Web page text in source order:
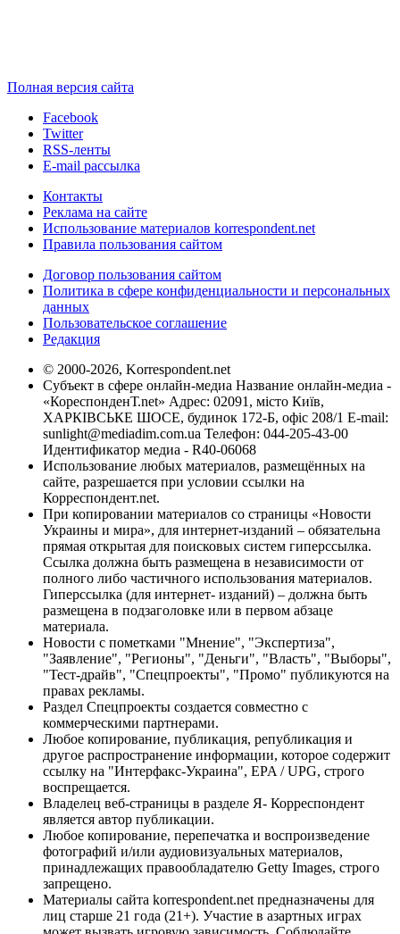
Полная версия сайта
Facebook
Twitter
RSS-ленты
E-mail рассылка
Контакты
Реклама на сайте
Использование материалов korrespondent.net
Правила пользования сайтом
Договор пользования сайтом
Политика в сфере конфиденциальности и персональных
данных
Пользовательское соглашение
Редакция
© 2000-2026, Korrespondent.net
Субъект в сфере онлайн-медиа Название онлайн-медиа -
«КореспонденТ.net» Адрес: 02091, місто Київ,
ХАРКІВСЬКЕ ШОСЕ, будинок 172-Б, офіс 208/1 E-mail:
sunlight@mediadim.com.ua Телефон: 044-205-43-00
Идентификатор медиа - R40-06068
Использование любых материалов, размещённых на
сайте, разрешается при условии ссылки на
Корреспондент.net.
При копировании материалов со страницы «Новости
Украины и мира», для интернет-изданий – обязательна
прямая открытая для поисковых систем гиперссылка.
Ссылка должна быть размещена в независимости от
полного либо частичного использования материалов.
Гиперссылка (для интернет- изданий) – должна быть
размещена в подзаголовке или в первом абзаце
материала.
Новости с пометками "Мнение", "Экспертиза",
"Заявление", "Регионы", "Деньги", "Власть", "Выборы",
"Тест-драйв", "Спецпроекты", "Промо" публикуются на
правах рекламы.
Раздел Спецпроекты создается совместно с
коммерческими партнерами.
Любое копирование, публикация, републикация и
другое распространение информации, которое содержит
ссылку на "Интерфакс-Украина", EPA / UPG, строго
воспрещается.
Владелец веб-страницы в разделе Я- Корреспондент
является автор публикации.
Любое копирование, перепечатка и воспроизведение
фотографий и/или аудиовизуальных материалов,
принадлежащих правообладателю Getty Images, строго
запрещено.
Материалы сайта korrespondent.net предназначены для
лиц старше 21 года (21+). Участие в азартных играх